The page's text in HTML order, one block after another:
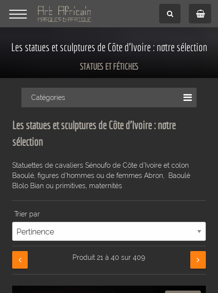
Les statues et sculptures de Côte d'Ivoire : notre sélection
STATUES ET FÉTICHES
Catégories
Les statues et sculptures de Côte d'Ivoire : notre
sélection
Statuettes de cavaliers Sénoufo de Côte d'Ivoire et colon
Baoulé, figures d'hommes ou de femmes Abron, Baoulé
Blolo Bian ou primitives, maternités
Trier par
Produit 21 à 40 sur 409